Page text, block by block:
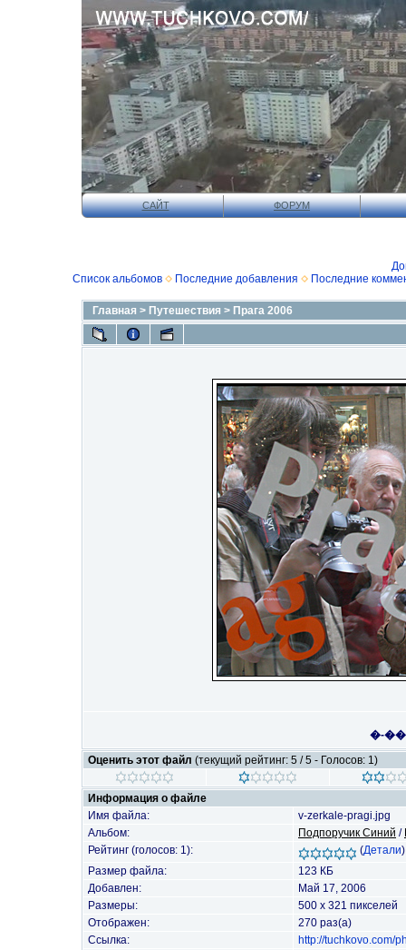
САЙТ ФОРУМ
Список альбомов
Последние добавления Последние
Главная > Путешествия > Прага 2006
�-
Оценить этот файл (текущий рейтинг: 5 / 5 - Голосов: 1)
Информация о файле
Имя файла:
v-zerkale-pragi.jpg
Альбом:
Подпоручик Синий /
Рейтинг (голосов: 1):
(Детали)
Размер файла:
123 КБ
Добавлен:
Май 17, 2006
Размеры:
500 x 321 пикселей
Отображен:
270 раз(а)
Ссылка:
http://tuchkovo.com/